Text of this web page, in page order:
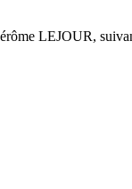
LEJOUR,